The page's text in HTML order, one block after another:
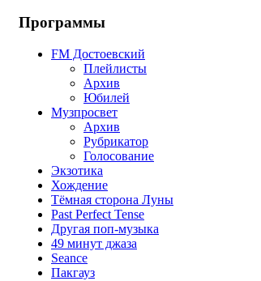
Программы
FM Достоевский
Плейлисты
Архив
Юбилей
Музпросвет
Архив
Рубрикатор
Голосование
Экзотика
Хождение
Тёмная сторона Луны
Past Perfect Tense
Другая поп-музыка
49 минут джаза
Seance
Пакгауз